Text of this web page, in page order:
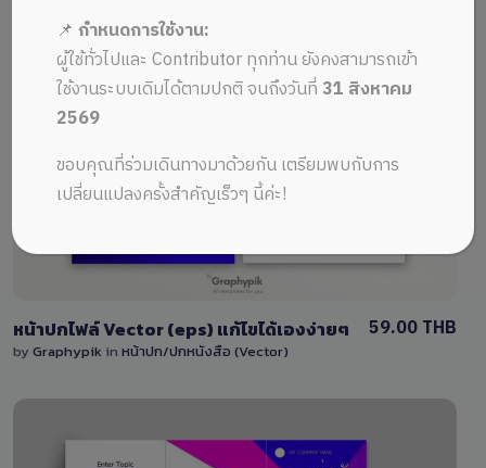
0 Sale
หน้าปกไฟล์ Vector (eps) แก้ไขได้เองง่ายๆ
by Graphypik in หน้าปก/ปกหนังสือ (Vector)
59.00 THB
📌กำหนดการใช้งาน:
ผู้ใช้ทั่วไปและ Contributor ทุกท่าน ยังคงสามารถเข้า
ใช้งานระบบเดิมได้ตามปกติ จนถึงวันที่ 31 สิงหาคม
2569
ขอบคุณที่ร่วมเดินทางมาด้วยกัน เตรียมพบกับการ
เปลี่ยนแปลงครั้งสำคัญเร็วๆ นี้ค่ะ!